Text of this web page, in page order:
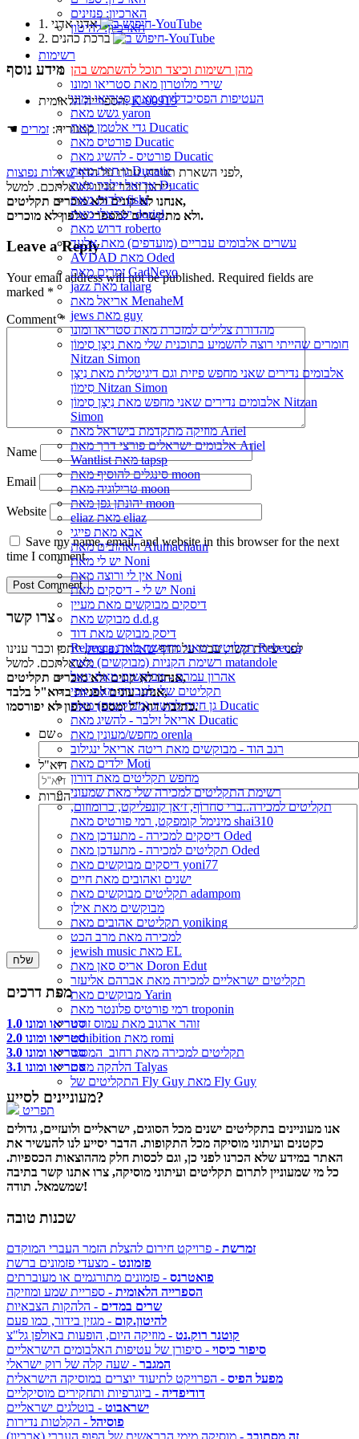
הארכיון: פנזינים
הארכיון: להיטון
רשימות
מהן רשימות וכיצד תוכל להשתמש בהן
שירי מלוטרון מאת סטריאו ומונו
העטיפות הפסיכדליות מאת סטריאו ומונו
גשש מאת yaron
גדי אלטמן מאת Ducatic
פורטיס מאת Ducatic
פורטיס - להשיג מאת Ducatic
גן חיות מאת Ducatic
אריאל זילבר מאת Ducatic
ילדות מאת fishi
ישראלי מאת doriel
דרוש מאת roberto
עשרים אלבומים עבריים (מועדפים) מאת אלעד
AVDAD מאת Oded
זמרים מאת GadNevo
jazz מאת taliarg
אריאל מאת MenaheM
jews מאת guy
מהדורת צלילים למזכרת מאת סטריאו ומונו
חומרים שהייתי רוצה להשמיע בתוכנית שלי מאת נִיצָן סִימוֹן
Nitzan Simon
אלבומים נדירים שאני מחפש פיזית וגם דיגיטלית מאת נִיצָן
סִימוֹן Nitzan Simon
אלבומים נדירים שאני מחפש מאת נִיצָן סִימוֹן Nitzan
Simon
מוזיקה מתקדמת בישראל מאת Ariel
אלבומים ישראלים פורצי דרך מאת Ariel
Wantlist מאת tapsp
סינגלים להוסיף מאת moon
טרילוגיה מאת moon
יהונתן גפן מאת moon
eliaz מאת eliaz
אבא מאת פייגי
האהובים מאת Alumachaun
יש לי מאת Noni
אין לי ורוצה מאת Noni
יש לי - דיסקים מאת Noni
דיסקים מבוקשים מאת מעיין
מבוקש מאת d.d.g
דיסק מבוקש מאת דוד
Rebecca תקליטים שאני מחפשת מאת Rebecca
רשימת הקניות (מבוקשים) מאת matandole
אהרון עמרם - מבוקשים מאת יגאל
תקליטים שלי למכירה מאת אפי
גן חיות להשיג (מבוקשים) מאת Ducatic
אריאל זילבר - להשיג מאת Ducatic
מחפש/מעונין מאת orenla
רגב הוד - מבוקשים מאת ריטה אריאל ינגילוב
ילדים מאת Moti
מחפש תקליטים מאת דורון
רשימת התקליטים למכירה שלי מאת שמעוני
תקליטים למכירה..ברי סחרוֹף, ז׳אן קונפליקט, כרומוזום,
מינימל קומפקט, רמי פורטיס מאת shai310
דיסקים למכירה - מתעדכן מאת Oded
תקליטים למכירה - מתעדכן מאת Oded
דיסקים מבוקשים מאת yoni77
ישנים ואהובים מאת חיים
תקליטים מבוקשים מאת adampom
מבוקשים מאת אילן
תקליטים אהובים מאת yoniking
למכירה מאת מרב הכט
jewish music מאת EL
אריס סאן מאת Doron Edut
תקליטים ישראליים למכירה מאת אברהם אליעזר
מבוקשים מאת Yarin
רמי פורטיס פלונטר מאת troponin
זוהר ארגוב מאת עמוס זורנו
exhibition מאת romi
תקליטים למכירה מאת רחוב_המסגר
הלהקה מאת Talyas
התקליטים של Fly Guy מאת Fly Guy
תפריט
1. אדני אדני
2. ברכת כהנים
מידע נוסף
הספרייה הלאומית:K-00919
☚ קטגוריה: זמרים
לפני השארת תגובה, עברו על הדףשאלות נפוצות
,
ייתכן וכבר ענינו לשאלתכם. למשל:
אנחנו לא קונים ולא מוכרים תקליטים,
ולא מתקשרים למספרי טלפון לא מוכרים.
Leave a Reply
Your email address will not be published. Required fields are
marked *
Comment*
Name
Email
Website
Save my name, email, and website in this browser for the next
time I comment.
צרו קשר
לפני יצירת קשר, עברו על הדףשאלות נפוצות, ייתכן וכבר ענינו
לשאלתכם. למשל:
אנחנו לא קונים ולא מוכרים תקליטים,
אנחנו עונים לפניות בדוא"ל בלבד,
כתובת דוא"ל ומספר טלפון לא יפורסמו.
שם
דוא"ל
הערות
שלח
מפת דרכים
סטריאו ומונו 1.0
סטריאו ומונו 2.0
סטריאו ומונו 3.0
סטריאו ומונו 3.1
מעוניינים לסייע?
אנו מעוניינים בתקליטים ישנים מכל הסוגים, ישראליים ולועזיים, גדולים
כקטנים ועיתוני מוסיקה מכל התקופות. הדבר יסייע לנו להעשיר את
האתר במידע שלא הכרנו לפני כן, וגם לכסות חלק מההוצאות הכספיות.
כל מי שמעוניין לתרום תקליטים ועיתוני מוסיקה, צרו אתנו קשר בתיבה
שמשמאל. תודה!
שכנות טובה
זמרשת - פרויקט חירום להצלת הזמר העברי המוקדם
פזמונט - מצעדי פזמונים ברשת
פואטרנס - פזמונים מתורגמים או מעוברתים
הספרייה הלאומית - ספריית שמע ומוזיקה
שרים במדים - הלהקות הצבאיות
להיטון.קום - מגזין בידור, כמו פעם
קוטנר רוק.נט - מוזיקה היום, הופעות באולפן גל"צ
סיפור כיסוי - סיפורן של עטיפות האלבומים הישראליים
המגבר - שעה קלה של רוק ישראלי
מפעל הפיס - הפרויקט לתיעוד יוצרים במוסיקה הישראלית
דודיפדיה - ביוגרפיות ותחקירים מוסיקליים
ישראבוט - בוטלגים ישראליים
פוסיהל - הקלטות נדירות